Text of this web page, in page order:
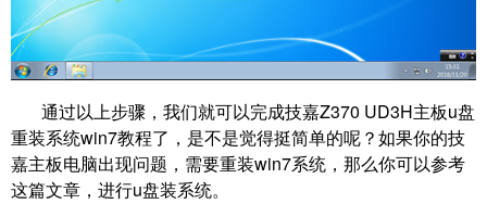
通过以上步骤，我们就可以完成技嘉Z370 UD3H主板u盘
重装系统win7教程了，是不是觉得挺简单的呢？如果你的技
嘉主板电脑出现问题，需要重装win7系统，那么你可以参考
这篇文章，进行u盘装系统。